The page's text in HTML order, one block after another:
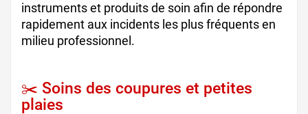
instruments et produits de soin afin de répondre
rapidement aux incidents les plus fréquents en
milieu professionnel.
✂️ Soins des coupures et petites
plaies